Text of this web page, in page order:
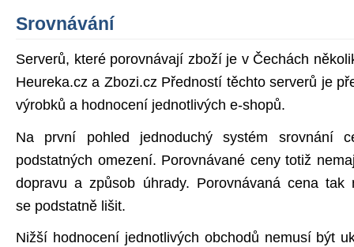
Srovnávání
Serverů, které porovnávají zboží je v Čechách
Heureka.cz a Zbozi.cz Předností těchto serverů je
výrobků a hodnocení jednotlivých e-shopů.
Na první pohled jednoduchý systém srovnání
podstatných omezení. Porovnávané ceny totiž
dopravu a způsob úhrady. Porovnávaná cena
se podstatně lišit.
Nižší hodnocení jednotlivých obchodů nemusí být